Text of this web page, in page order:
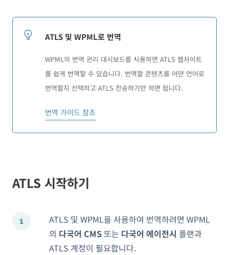
ATLS 및 WPML로 번역
WPML의 번역 관리 대시보드를 사용하면 ATLS 웹사이트
를 쉽게 번역할 수 있습니다. 번역할 콘텐츠를 어떤 언어로
번역할지 선택하고 ATLS 전송하기만 하면 됩니다.
번역 가이드 참조
ATLS 시작하기
ATLS 및 WPML을 사용하여 번역하려면 WPML
의 다국어 CMS또는 다국어 에이전시 플랜과
ATLS 계정이 필요합니다.